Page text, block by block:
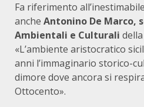
Fa riferimento
anche Antonino De Marco,
Ambientali e Culturali
«L’ambiente aristocratico
anni l’immaginario storico-
dimore dove ancora si
Ottocento».